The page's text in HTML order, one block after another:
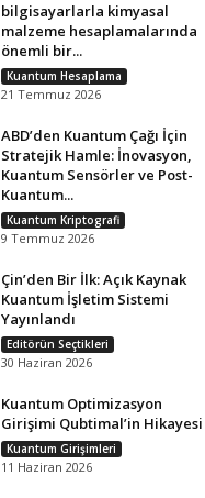
bilgisayarlarla kimyasal
malzeme hesaplamalarında
önemli bir...
Kuantum Hesaplama
21 Temmuz 2026
ABD’den Kuantum Çağı İçin
Stratejik Hamle: İnovasyon,
Kuantum Sensörler ve Post-
Kuantum...
Kuantum Kriptografi
9 Temmuz 2026
Çin’den Bir İlk: Açık Kaynak
Kuantum İşletim Sistemi
Yayınlandı
Editörün Seçtikleri
30 Haziran 2026
Kuantum Optimizasyon
Girişimi Qubtimal’in Hikayesi
Kuantum Girişimleri
11 Haziran 2026